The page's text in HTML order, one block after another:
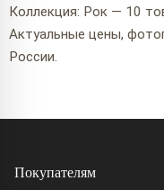
Коллекция: Рок — 10
Актуальные цены,
России.
Покупателям